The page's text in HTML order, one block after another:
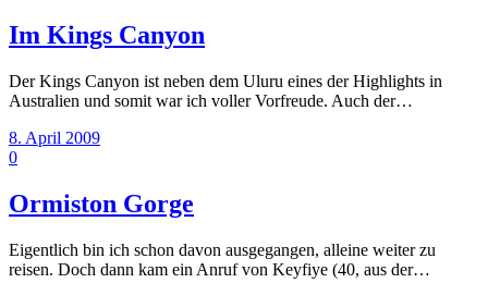
Im Kings Canyon
Der Kings Canyon ist neben dem Uluru eines der Highlights in
Australien und somit war ich voller Vorfreude. Auch der…
8. April 2009
0
Ormiston Gorge
Eigentlich bin ich schon davon ausgegangen, alleine weiter zu
reisen. Doch dann kam ein Anruf von Keyfiye (40, aus der…